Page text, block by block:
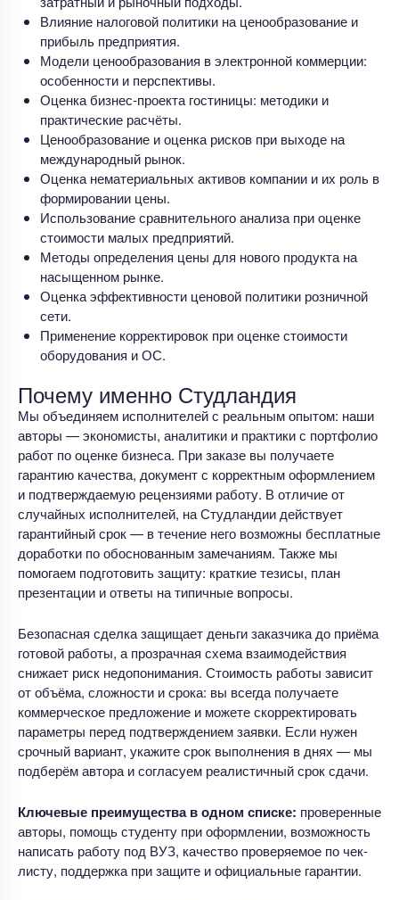
Влияние налоговой политики на ценообразование и
прибыль предприятия.
Модели ценообразования в электронной коммерции:
особенности и перспективы.
Оценка бизнес-проекта гостиницы: методики и
практические расчёты.
Ценообразование и оценка рисков при выходе на
международный рынок.
Оценка нематериальных активов компании и их роль в
формировании цены.
Использование сравнительного анализа при оценке
стоимости малых предприятий.
Методы определения цены для нового продукта на
насыщенном рынке.
Оценка эффективности ценовой политики розничной
сети.
Применение корректировок при оценке стоимости
оборудования и ОС.
Почему именно Студландия
Мы объединяем исполнителей с реальным опытом: наши
авторы — экономисты, аналитики и практики с портфолио
работ по оценке бизнеса. При заказе вы получаете
гарантию качества, документ с корректным оформлением
и подтверждаемую рецензиями работу. В отличие от
случайных исполнителей, на Студландии действует
гарантийный срок — в течение него возможны бесплатные
доработки по обоснованным замечаниям. Также мы
помогаем подготовить защиту: краткие тезисы, план
презентации и ответы на типичные вопросы.
Безопасная сделка защищает деньги заказчика до приёма
готовой работы, а прозрачная схема взаимодействия
снижает риск недопонимания. Стоимость работы зависит
от объёма, сложности и срока: вы всегда получаете
коммерческое предложение и можете скорректировать
параметры перед подтверждением заявки. Если нужен
срочный вариант, укажите срок выполнения в днях — мы
подберём автора и согласуем реалистичный срок сдачи.
Ключевые преимущества в одном списке: проверенные
авторы, помощь студенту при оформлении, возможность
написать работу под ВУЗ, качество проверяемое по чек-
листу, поддержка при защите и официальные гарантии.